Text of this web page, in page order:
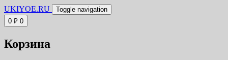
UKIYOE.RU
Toggle navigation
0 ₽ 0
Корзина